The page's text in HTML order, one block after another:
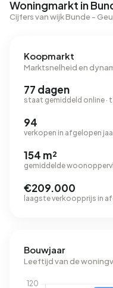
Woningmarkt in
Cijfers van wijk Bunde -
Koopmarkt
Marktsnelheid en
77 dagen
staat gemiddeld online ·
94
verkopen in afgelopen
154 m²
gemiddelde
€209.000
laagste verkoopprijs in
Bouwjaar
Leeftijd van de